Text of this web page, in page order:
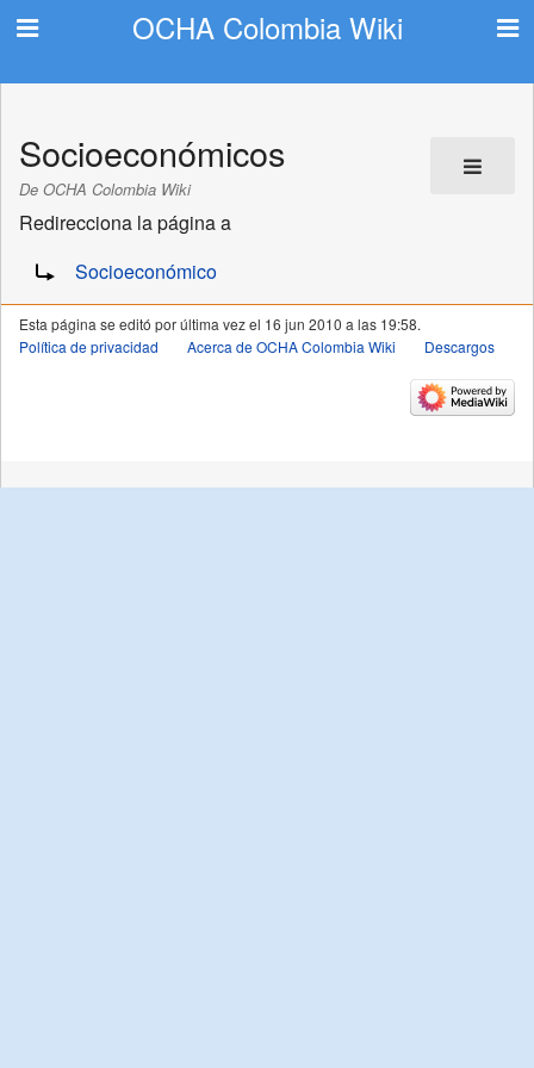
OCHA Colombia Wiki
Socioeconómicos
De OCHA Colombia Wiki
Redirecciona la página a
Socioeconómico
Esta página se editó por última vez el 16 jun 2010 a las 19:58.
Política de privacidad
Acerca de OCHA Colombia Wiki Descargos